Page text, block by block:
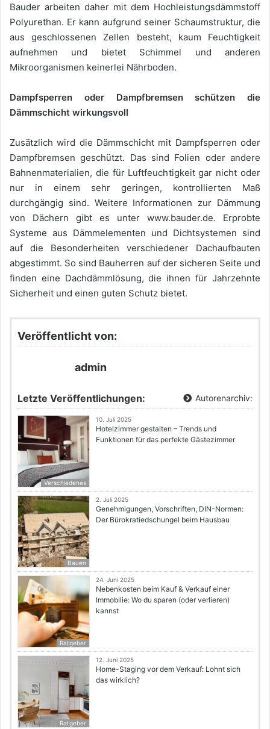
Bauder arbeiten daher mit dem Hochleistungsdämmstoff
Polyurethan. Er kann aufgrund seiner Schaumstruktur, die
aus geschlossenen Zellen besteht, kaum Feuchtigkeit
aufnehmen und bietet Schimmel und anderen
Mikroorganismen keinerlei Nährboden.
Dampfsperren oder Dampfbremsen schützen die
Dämmschicht wirkungsvoll
Zusätzlich wird die Dämmschicht mit Dampfsperren oder
Dampfbremsen geschützt. Das sind Folien oder andere
Bahnenmaterialien, die für Luftfeuchtigkeit gar nicht oder
nur in einem sehr geringen, kontrollierten Maß
durchgängig sind. Weitere Informationen zur Dämmung
von Dächern gibt es unter www.bauder.de. Erprobte
Systeme aus Dämmelementen und Dichtsystemen sind
auf die Besonderheiten verschiedener Dachaufbauten
abgestimmt. So sind Bauherren auf der sicheren Seite und
finden eine Dachdämmlösung, die ihnen für Jahrzehnte
Sicherheit und einen guten Schutz bietet.
Veröffentlicht von:
admin
Letzte Veröffentlichungen: Autorenarchiv:
Verschiedenes
10. Juli 2025
Hotelzimmer gestalten – Trends und
Funktionen für das perfekte Gästezimmer
Bauen
2. Juli 2025
Genehmigungen, Vorschriften, DIN-Normen:
Der Bürokratiedschungel beim Hausbau
Ratgeber
24. Juni 2025
Nebenkosten beim Kauf & Verkauf einer
Immobilie: Wo du sparen (oder verlieren)
kannst
Ratgeber
12. Juni 2025
Home-Staging vor dem Verkauf: Lohnt sich
das wirklich?